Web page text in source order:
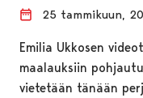
25 tammikuun,
Emilia Ukkosen
maalauksiin
vietetään tänään